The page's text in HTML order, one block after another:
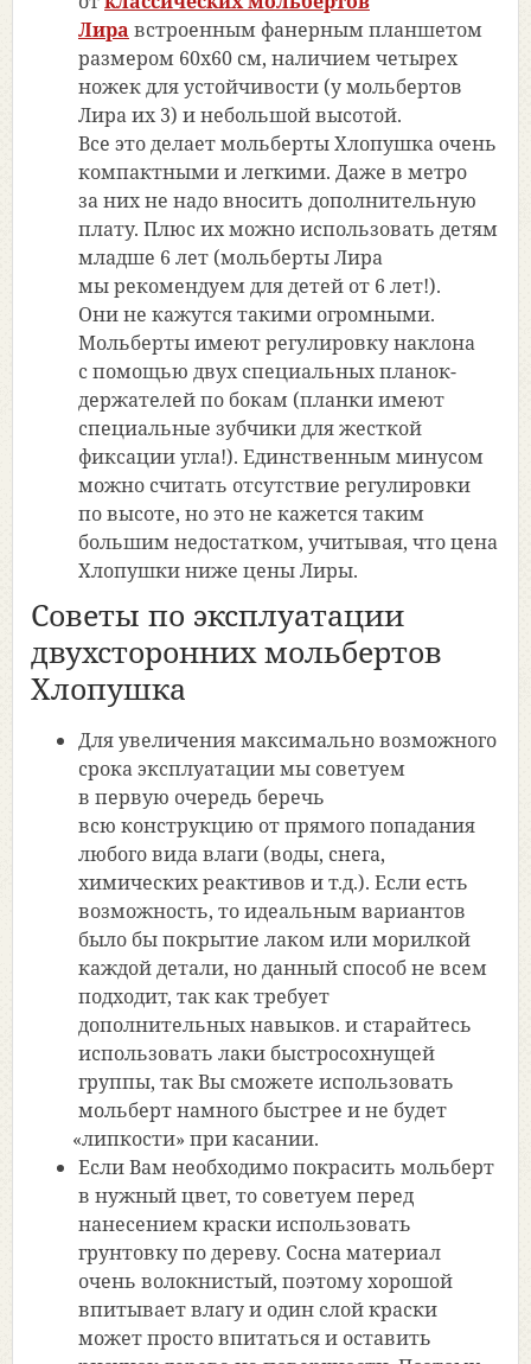
Лира встроенным фанерным планшетом
размером 60х60 см, наличием четырех
ножек для устойчивости (умольбертов
Лира их 3) и небольшой высотой.
Все это делает мольберты Хлопушка очень
компактными и легкими. Даже в метро
за них не надо вносить дополнительную
плату. Плюс их можно использовать детям
младше 6 лет (мольбертыЛира
мы рекомендуем для детей от 6 лет!).
Они не кажутся такими огромными.
Мольберты имеют регулировку наклона
с помощью двух специальных планок-
держателей по бокам (планкиимеют
специальные зубчики для жесткой
фиксации угла!). Единственным минусом
можно считать отсутствие регулировки
по высоте, но это не кажется таким
большим недостатком, учитывая, что цена
Хлопушки ниже цены Лиры.
Советы по эксплуатации
двухсторонних мольбертов
Хлопушка
Для увеличения максимально возможного
срока эксплуатации мы советуем
в первую очередь беречь
всю конструкцию от прямого попадания
любого вида влаги (воды, снега,
химических реактивов и т.д.). Если есть
возможность, то идеальным вариантов
было бы покрытие лаком или морилкой
каждой детали, но данный способ не всем
подходит, так как требует
дополнительных навыков. и старайтесь
использовать лаки быстросохнущей
группы, так Вы сможете использовать
мольберт намного быстрее и не будет
«липкости» при касании.
Если Вам необходимо покрасить мольберт
в нужный цвет, то советуем перед
нанесением краски использовать
грунтовку по дереву. Сосна материал
очень волокнистый, поэтому хорошой
впитывает влагу и один слой краски
может просто впитаться и оставить